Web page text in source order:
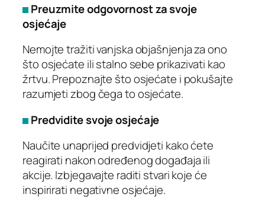
Preuzmite odgovornost za svoje
osjećaje
Nemojte tražiti vanjska objašnjenja za ono
što osjećate ili stalno sebe prikazivati kao
žrtvu. Prepoznajte što osjećate i pokušajte
razumjeti zbog čega to osjećate.
Predvidite svoje osjećaje
Naučite unaprijed predvidjeti kako ćete
reagirati nakon određenog događaja ili
akcije. Izbjegavajte raditi stvari koje će
inspirirati negativne osjećaje.